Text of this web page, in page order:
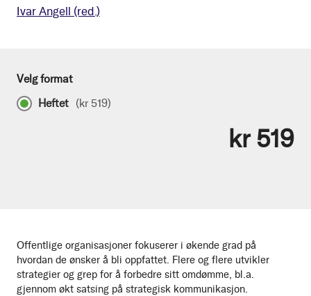
Ivar Angell (red.)
Offentlige organisasjoner fokuserer i økende grad på
hvordan de ønsker å bli oppfattet. Flere og flere utvikler
strategier og grep for å forbedre sitt omdømme, bl.a.
gjennom økt satsing på strategisk kommunikasjon.
Velg format
Heftet (kr 519)
kr 519